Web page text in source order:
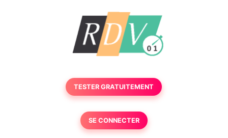
TESTER GRATUITEMENT
SE CONNECTER